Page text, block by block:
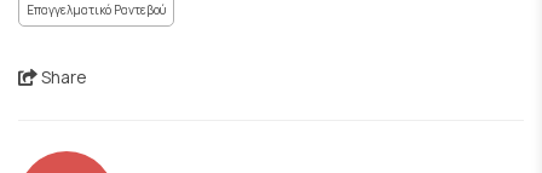
Επαγγελματικό Ραντεβού
Share